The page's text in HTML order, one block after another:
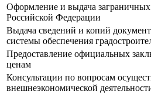
Оформление и выдача
Российской Федерации
Выдача сведений и копий
системы обеспечения
Предоставление официальных
ценам
Консультации по вопросам
внешнеэкономической